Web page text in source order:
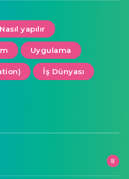
Nasıl yapılır
Uygulama
İş Dünyası
8